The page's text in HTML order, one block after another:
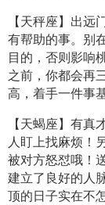
【天秤座】出
有帮助的事。别
目的，否则影响
之前，你都会再
高，着手一件事
【天蝎座】有
人盯上找麻烦！
被对方怒怼哦！
建立了良好的人
顶的日子实在不